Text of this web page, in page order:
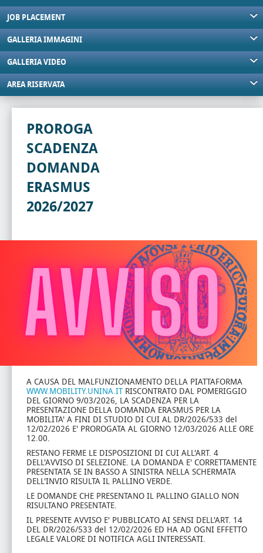
JOB PLACEMENT
GALLERIA IMMAGINI
GALLERIA VIDEO
AREA RISERVATA
PROROGA
SCADENZA
DOMANDA
ERASMUS
2026/2027
A CAUSA DEL MALFUNZIONAMENTO DELLA PIATTAFORMA
WWW.MOBILITY.UNINA.ITRISCONTRATO DAL POMERIGGIO
DEL GIORNO 9/03/2026, LA SCADENZA PER LA
PRESENTAZIONE DELLA DOMANDA ERASMUS PER LA
MOBILITA' A FINI DI STUDIO DI CUI AL DR/2026/533 del
12/02/2026 E' PROROGATA AL GIORNO 12/03/2026 ALLE ORE
12.00.
RESTANO FERME LE DISPOSIZIONI DI CUI ALL'ART. 4
DELL'AVVISO DI SELEZIONE. LA DOMANDA E' CORRETTAMENTE
PRESENTATA SE IN BASSO A SINISTRA NELLA SCHERMATA
DELL'INVIO RISULTA IL PALLINO VERDE.
LE DOMANDE CHE PRESENTANO IL PALLINO GIALLO NON
RISULTANO PRESENTATE.
IL PRESENTE AVVISO E' PUBBLICATO AI SENSI DELL'ART. 14
DEL DR/2026/533 del 12/02/2026 ED HA AD OGNI EFFETTO
LEGALE VALORE DI NOTIFICA AGLI INTERESSATI.